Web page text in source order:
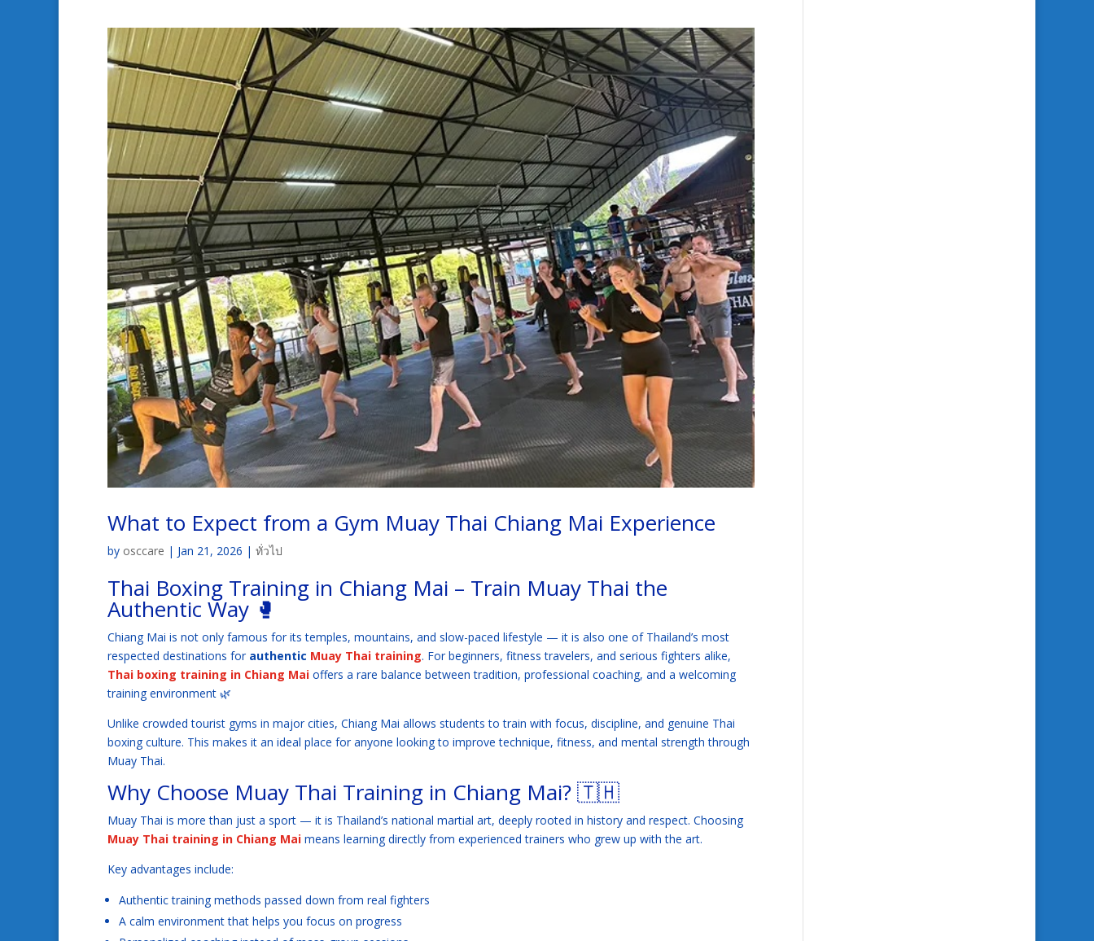
What to Expect from a Gym Muay Thai Chiang Mai Experience
by osccare | Jan 21, 2026 | ทั่วไป
Thai Boxing Training in Chiang Mai – Train Muay Thai the
Authentic Way 🥊
Chiang Mai is not only famous for its temples, mountains, and slow-paced lifestyle — it is also one of Thailand’s most
respected destinations for authentic Muay Thai training. For beginners, fitness travelers, and serious fighters alike,
Thai boxing training in Chiang Mai offers a rare balance between tradition, professional coaching, and a welcoming
training environment 🌿
Unlike crowded tourist gyms in major cities, Chiang Mai allows students to train with focus, discipline, and genuine Thai
boxing culture. This makes it an ideal place for anyone looking to improve technique, fitness, and mental strength through
Muay Thai.
Why Choose Muay Thai Training in Chiang Mai? 🇹🇭
Muay Thai is more than just a sport — it is Thailand’s national martial art, deeply rooted in history and respect. Choosing
Muay Thai training in Chiang Mai means learning directly from experienced trainers who grew up with the art.
Key advantages include:
Authentic training methods passed down from real fighters
A calm environment that helps you focus on progress